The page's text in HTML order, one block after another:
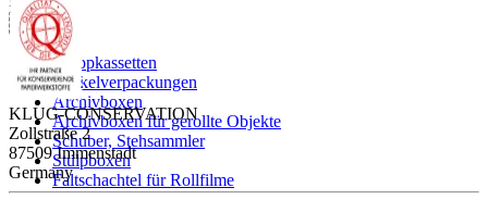
Klappkassetten
Wickelverpackungen
Archivboxen
Archivboxen für gerollte Objekte
Schuber, Stehsammler
Stülpboxen
Faltschachtel für Rollfilme
KLUG-CONSERVATION
Zollstraße 2
87509 Immenstadt
Germany